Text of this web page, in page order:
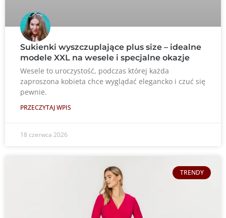
Sukienki wyszczuplające plus size – idealne
modele XXL na wesele i specjalne okazje
Wesele to uroczystość, podczas której każda
zaproszona kobieta chce wyglądać elegancko i czuć się
pewnie.
PRZECZYTAJ WPIS
18 czerwca 2026
TRENDY